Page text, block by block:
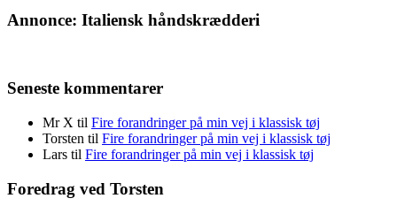
Annonce: Italiensk håndskrædderi
Seneste kommentarer
Mr X til Fire forandringer på min vej i klassisk tøj
Torsten til Fire forandringer på min vej i klassisk tøj
Lars til Fire forandringer på min vej i klassisk tøj
Foredrag ved Torsten